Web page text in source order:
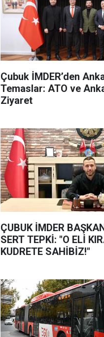
Çubuk İMDER’den
Temaslar: ATO ve
Ziyaret
ÇUBUK İMDER
SERT TEPKİ: "O ELİ
KUDRETE SAHİBİZ!"